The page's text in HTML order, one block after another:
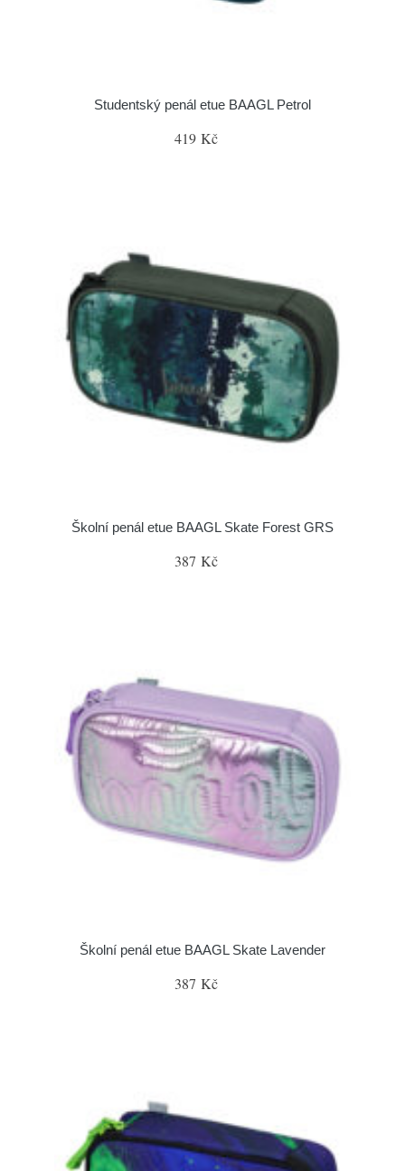
Studentský penál etue BAAGL Petrol
419 Kč
Školní penál etue BAAGL Skate Forest GRS
387 Kč
Školní penál etue BAAGL Skate Lavender
387 Kč